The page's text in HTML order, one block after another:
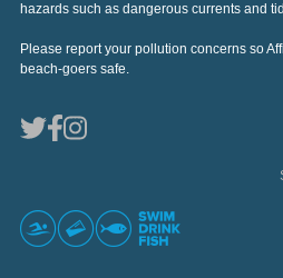
hazards such as dangerous currents and
Please report your pollution concerns so
beach-goers safe.